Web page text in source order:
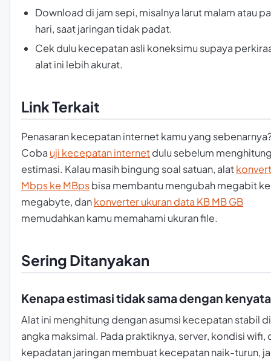
Download di jam sepi, misalnya larut malam atau
hari, saat jaringan tidak padat.
Cek dulu kecepatan asli koneksimu supaya
alat ini lebih akurat.
Link Terkait
Penasaran kecepatan internet kamu yang
Coba uji kecepatan internetdulu sebelum
estimasi. Kalau masih bingung soal satuan, alat
Mbps ke MBpsbisa membantu mengubah megabit ke
megabyte, dankonverter ukuran data KB MB GB
memudahkan kamu memahami ukuran file.
Sering Ditanyakan
Kenapa estimasi tidak sama dengan
Alat ini menghitung dengan asumsi kecepatan stabil di
angka maksimal. Pada praktiknya, server, kondisiwifi,
kepadatan jaringan membuat kecepatan naik-turun,